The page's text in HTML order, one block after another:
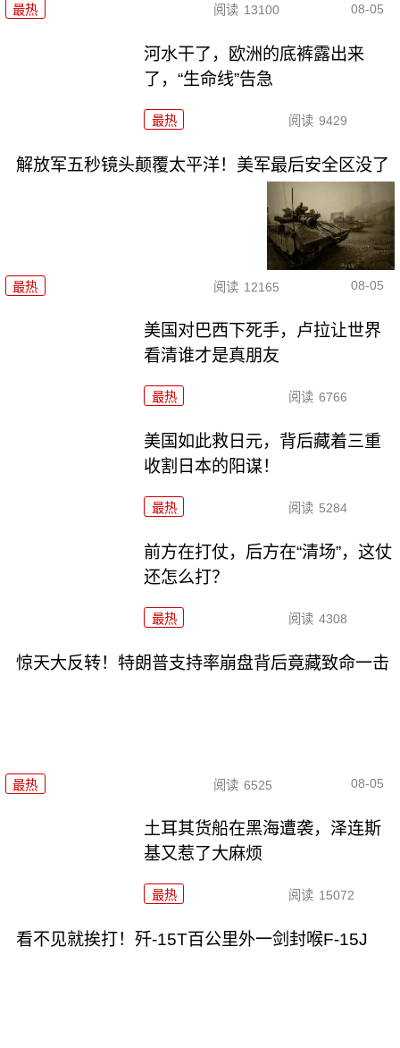
最热 阅读 13100 08-05
河水干了，欧洲的底裤露出来
了，“生命线”告急
最热 阅读 9429
解放军五秒镜头颠覆太平洋！美军最后安全区没了
最热 阅读 12165 08-05
美国对巴西下死手，卢拉让世界
看清谁才是真朋友
最热 阅读 6766
美国如此救日元，背后藏着三重
收割日本的阳谋！
最热 阅读 5284
前方在打仗，后方在“清场”，这仗
还怎么打？
最热 阅读 4308
惊天大反转！特朗普支持率崩盘背后竟藏致命一击
最热 阅读 6525 08-05
土耳其货船在黑海遭袭，泽连斯
基又惹了大麻烦
最热 阅读 15072
看不见就挨打！歼-15T百公里外一剑封喉F-15J